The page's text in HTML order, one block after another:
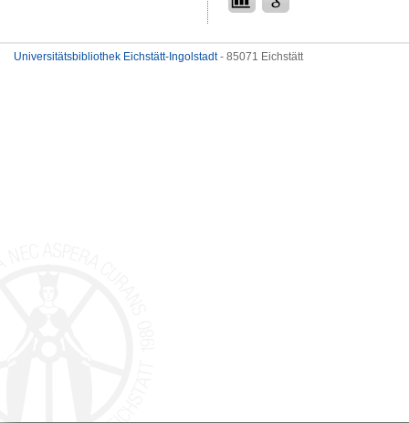
Universitätsbibliothek Eichstätt-Ingolstadt- 85071 Eichstätt